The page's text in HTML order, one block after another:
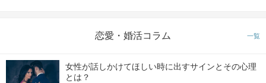
恋愛・婚活コラム 一覧
女性が話しかけてほしい時に出すサインとその心理
とは？